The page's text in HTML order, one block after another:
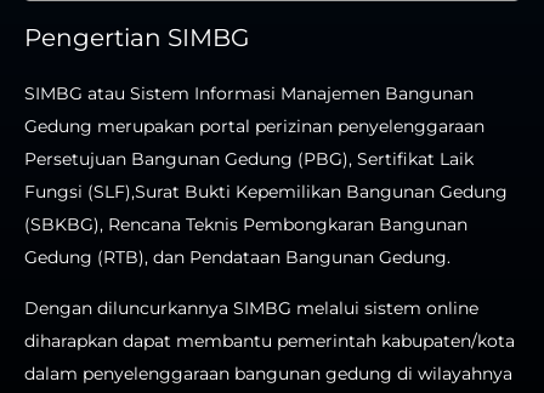
Pengertian SIMBG
SIMBG atau Sistem Informasi Manajemen Bangunan
Gedung merupakan portal perizinan penyelenggaraan
Persetujuan Bangunan Gedung (PBG), Sertifikat Laik
Fungsi (SLF),Surat Bukti Kepemilikan Bangunan Gedung
(SBKBG), Rencana Teknis Pembongkaran Bangunan
Gedung (RTB), dan Pendataan Bangunan Gedung.
Dengan diluncurkannya SIMBG melalui sistem online
diharapkan dapat membantu pemerintah kabupaten/kota
dalam penyelenggaraan bangunan gedung di wilayahnya